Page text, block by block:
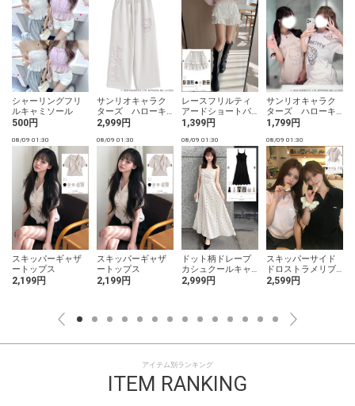
シャーリングフリ
ルキャミソール
500円
サンリオキャラク
ターズ ハローキ
ティラインストー
2,999円
レースフリルティ
アードショートパ
ンツ
1,399円
サンリオキャラク
ターズ ハローキ
ティラインストー
1,799円
08/09 01:30
スキッパーギャザ
ートップス
2,199円
08/09 01:30
スキッパーギャザ
ートップス
2,199円
08/09 01:30
ドット柄ドレープ
カシュクールキャ
ミソールワンピー
2,999円
08/09 01:30
スキッパーサイド
ドロストラメリブ
トップス
2,599円
アイテム別ランキング
ITEM RANKING